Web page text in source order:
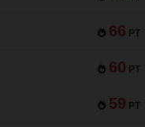
66 PT
60 PT
59 PT